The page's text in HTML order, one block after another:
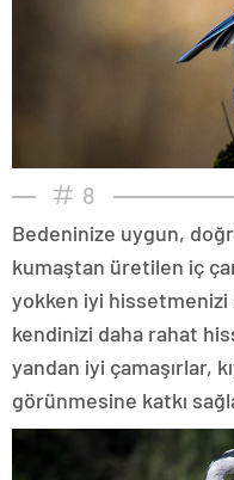
8
Bedeninize uygun,
kumaştan üretilen iç
yokken iyi hissetmenizi
kendinizi daha rahat
yandan iyi çamaşırlar,
görünmesine katkı